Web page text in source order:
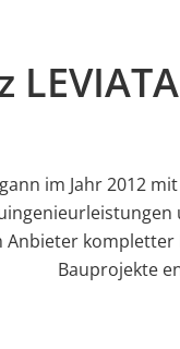
im Jahr 2012
Anbieter
Bauprojekte